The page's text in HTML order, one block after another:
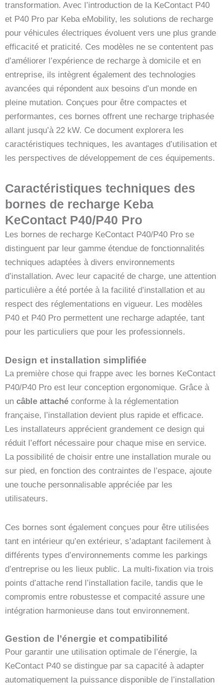
transformation. Avec l’introduction de la KeContact P40
et P40 Pro par Keba eMobility, les solutions de recharge
pour véhicules électriques évoluent vers une plus grande
efficacité et praticité. Ces modèles ne se contentent pas
d’améliorer l’expérience de recharge à domicile et en
entreprise, ils intègrent également des technologies
avancées qui répondent aux besoins d’un monde en
pleine mutation. Conçues pour être compactes et
performantes, ces bornes offrent une recharge triphasée
allant jusqu’à 22 kW. Ce document explorera les
caractéristiques techniques, les avantages d’utilisation et
les perspectives de développement de ces équipements.
Caractéristiques techniques des
bornes de recharge Keba
KeContact P40/P40 Pro
Les bornes de recharge KeContact P40/P40 Pro se
distinguent par leur gamme étendue de fonctionnalités
techniques adaptées à divers environnements
d’installation. Avec leur capacité de charge, une attention
particulière a été portée à la facilité d’installation et au
respect des réglementations en vigueur. Les modèles
P40 et P40 Pro permettent une recharge adaptée, tant
pour les particuliers que pour les professionnels.
Design et installation simplifiée
La première chose qui frappe avec les bornes KeContact
P40/P40 Pro est leur conception ergonomique. Grâce à
un câble attaché conforme à la réglementation
française, l’installation devient plus rapide et efficace.
Les installateurs apprécient grandement ce design qui
réduit l’effort nécessaire pour chaque mise en service.
La possibilité de choisir entre une installation murale ou
sur pied, en fonction des contraintes de l’espace, ajoute
une touche personnalisable appréciée par les
utilisateurs.
Ces bornes sont également conçues pour être utilisées
tant en intérieur qu’en extérieur, s’adaptant facilement à
différents types d’environnements comme les parkings
d’entreprise ou les lieux public. La multi-fixation via trois
points d’attache rend l’installation facile, tandis que le
compromis entre robustesse et compacité assure une
intégration harmonieuse dans tout environnement.
Gestion de l’énergie et compatibilité
Pour garantir une utilisation optimale de l’énergie, la
KeContact P40 se distingue par sa capacité à adapter
automatiquement la puissance disponible de l’installation